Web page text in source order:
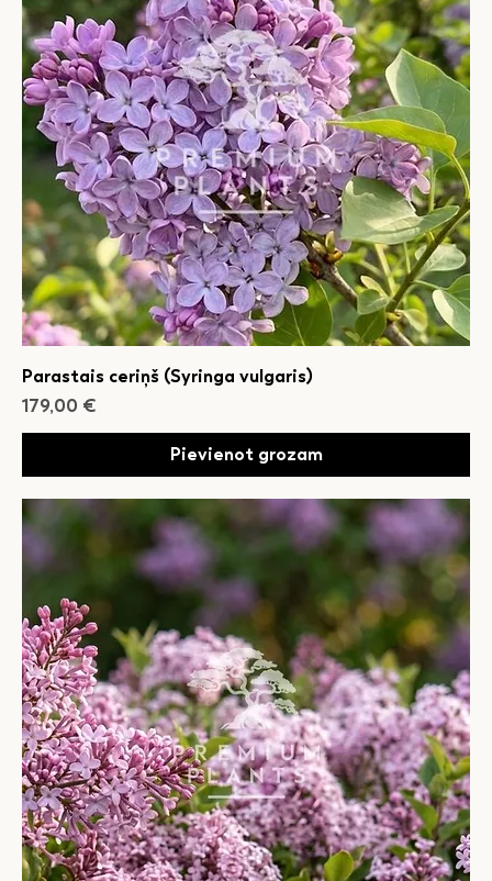
Parastais ceriņš (Syringa vulgaris)
Cena
179,00 €
Pievienot grozam